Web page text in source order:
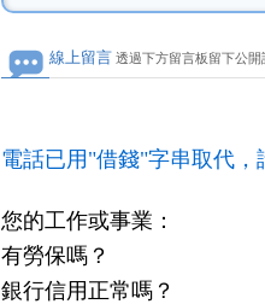
線上留言 透過下方留言板留下公開
電話已用"借錢"字串取代，
您的工作或事業：
有勞保嗎？
銀行信用正常嗎？